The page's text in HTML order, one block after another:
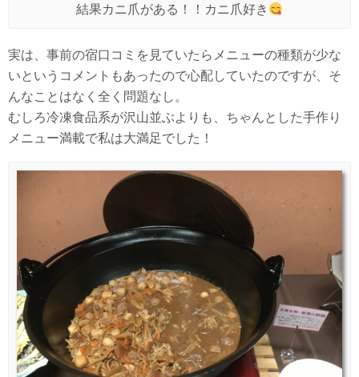
結果カニ爪がある！！カニ爪好き
実は、事前の宿口コミを見ていたらメニューの種類が少な
いというコメントもあったので心配していたのですが、そ
んなことはなく全く問題なし。
むしろ冷凍食品系が沢山並ぶよりも、ちゃんとした手作り
メニュー満載で私は大満足でした！